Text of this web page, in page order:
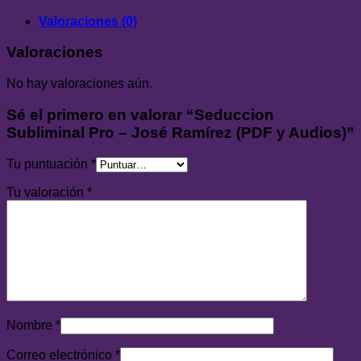
y
Audios)
cantidad
Valoraciones (0)
Valoraciones
No hay valoraciones aún.
Sé el primero en valorar “Seduccion
Subliminal Pro – José Ramírez (PDF y Audios)”
Tu puntuación *
Tu valoración *
Nombre *
Correo electrónico *